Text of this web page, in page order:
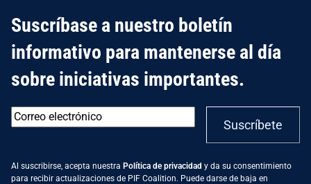
Suscríbase a nuestro boletín
informativo para mantenerse al día
sobre iniciativas importantes.
Correo
electrónico* Suscríbete
Al suscribirse, acepta nuestra Política de privacidad y da su consentimiento
para recibir actualizaciones de PIF Coalition. Puede darse de baja en